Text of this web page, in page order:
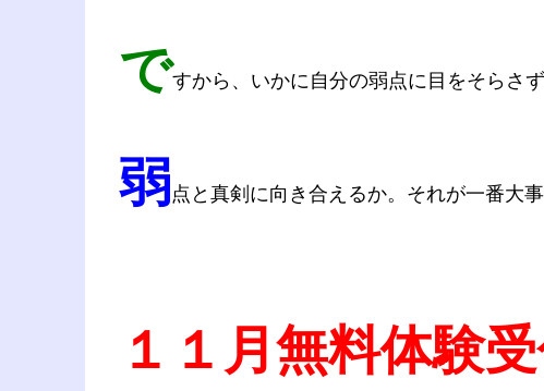
ですから、いかに自分の弱点に目をそらさず
弱点と真剣に向き合えるか。それが一番大事
１１月無料体験受